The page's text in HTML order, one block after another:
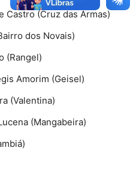
Castro (Cruz das Armas)
dos Novais)
(Rangel)
Amorim (Geisel)
(Valentina)
(Mangabeira)